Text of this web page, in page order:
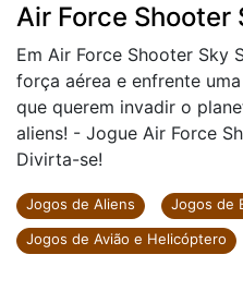
Air Force Shooter
Em Air Force Shooter Sky
força aérea e enfrente
que querem invadir o
aliens! - Jogue Air Force
Divirta-se!
Jogos de Aliens Jogos de
Jogos de Avião e Helicóptero